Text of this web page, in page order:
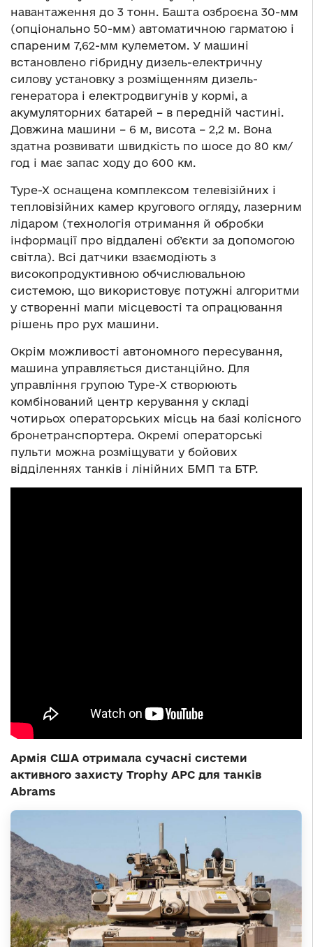
навантаження до 3 тонн. Башта озброєна 30-мм
(опціонально 50-мм) автоматичною гарматою і
спареним 7,62-мм кулеметом. У машині
встановлено гібридну дизель-електричну
силову установку з розміщенням дизель-
генератора і електродвигунів у кормі, а
акумуляторних батарей – в передній частині.
Довжина машини – 6 м, висота – 2,2 м. Вона
здатна розвивати швидкість по шосе до 80 км/
год і має запас ходу до 600 км.
Type-X оснащена комплексом телевізійних і
тепловізійних камер кругового огляду, лазерним
лідаром (технологія отримання й обробки
інформації про віддалені об’єкти за допомогою
світла). Всі датчики взаємодіють з
високопродуктивною обчислювальною
системою, що використовує потужні алгоритми
у створенні мапи місцевості та опрацювання
рішень про рух машини.
Окрім можливості автономного пересування,
машина управляється дистанційно. Для
управління групою Type-X створюють
комбінований центр керування у складі
чотирьох операторських місць на базі колісного
бронетранспортера. Окремі операторські
пульти можна розміщувати у бойових
відділеннях танків і лінійних БМП та БТР.
Армія США отримала сучасні системи
активного захисту Trophy APC для танків
Abrams